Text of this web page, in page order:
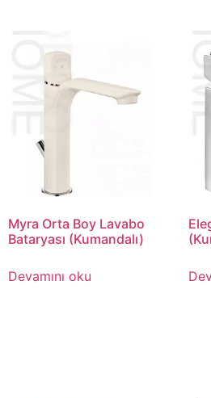
Myra Orta Boy Lavabo
Bataryası (Kumandalı)
Devamını oku